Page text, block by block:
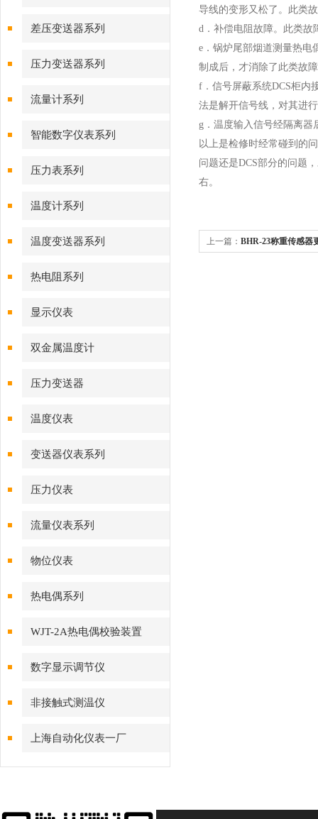
差压变送器系列
压力变送器系列
流量计系列
智能数字仪表系列
压力表系列
温度计系列
温度变送器系列
热电阻系列
显示仪表
双金属温度计
压力变送器
温度仪表
变送器仪表系列
压力仪表
流量仪表系列
物位仪表
热电偶系列
WJT-2A热电偶校验装置
数字显示调节仪
非接触式测温仪
上海自动化仪表一厂
导线的变形又松了。此类
d ．补偿电阻故障。此类
e ．锅炉尾部烟道测量热
制成后，才消除了此类故
f ．信号屏蔽系统DCS柜内
法是解开信号线，对其进
g ．温度输入信号经隔离
以上是检修时经常碰到的
问题还是DCS部分的问题
右。
上一篇： BHR-23称重传感器